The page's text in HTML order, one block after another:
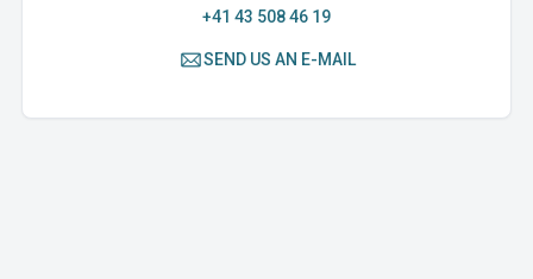
+41 43 508 46 19
SEND US AN E-MAIL